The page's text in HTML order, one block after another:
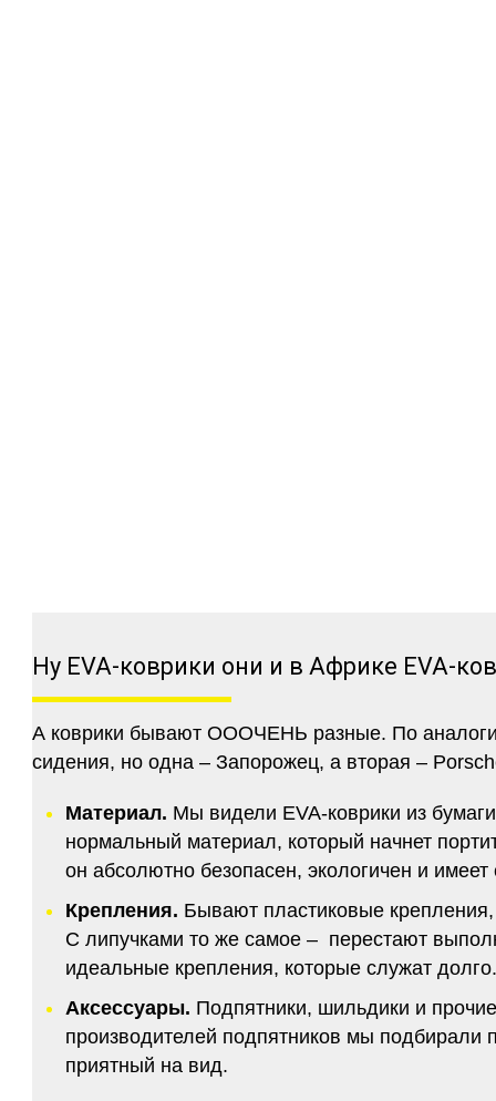
Ну EVA-коврики они и в Африке EVA-
А коврики бывают ОООЧЕНЬ разные. По
сидения, но одна – Запорожец, а вторая –
Материал. Мы видели EVA-коврики из
нормальный материал, который начнет
он абсолютно безопасен, экологичен и
Крепления. Бывают пластиковые
С липучками то же самое – перестают
идеальные крепления, которые служат
Аксессуары. Подпятники, шильдики и
производителей подпятников мы подбирали
приятный на вид.